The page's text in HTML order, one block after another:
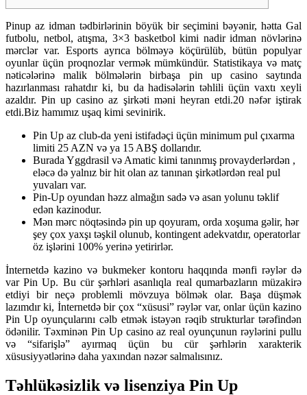
Pinup az idman tədbirlərinin böyük bir seçimini bəyənir, hətta Gal
futbolu, netbol, ​​atışma, 3×3 basketbol kimi nadir idman növlərinə
mərclər var. Esports ayrıca bölməyə köçürülüb, bütün populyar
oyunlar üçün proqnozlar vermək mümkündür. Statistikaya və matç
nəticələrinə malik bölmələrin birbaşa pin up casino saytında
hazırlanması rahatdır ki, bu da hadisələrin təhlili üçün vaxtı xeyli
azaldır. Pin up casino az şirkəti məni heyran etdi.20 nəfər iştirak
etdi.Biz hamımız uşaq kimi sevinirik.
Pin Up az club-da yeni istifadəçi üçün minimum pul çıxarma
limiti 25 AZN və ya 15 ABŞ dollarıdır.
Burada Yggdrasil və Amatic kimi tanınmış provayderlərdən ,
eləcə də yalnız bir hit olan az tanınan şirkətlərdən real pul
yuvaları var.
Pin-Up oyundan həzz almağın sadə və asan yolunu təklif
edən kazinodur.
Mən mərc nöqtəsində pin up qoyuram, orda xoşuma gəlir, hər
şey çox yaxşı təşkil olunub, kontingent adekvatdır, operatorlar
öz işlərini 100% yerinə yetirirlər.
İnternetdə kazino və bukmeker kontoru haqqında mənfi rəylər də
var Pin Up. Bu cür şərhləri asanlıqla real qumarbazların müzakirə
etdiyi bir neçə problemli mövzuya bölmək olar. Başa düşmək
lazımdır ki, İnternetdə bir çox “xüsusi” rəylər var, onlar üçün kazino
Pin Up oyunçularını cəlb etmək istəyən rəqib strukturlar tərəfindən
ödənilir. Təxminən Pin Up casino az real oyunçunun rəylərini pullu
və “sifarişlə” ayırmaq üçün bu cür şərhlərin xarakterik
xüsusiyyətlərinə daha yaxından nəzər salmalısınız.
Təhlükəsizlik və lisenziya Pin Up